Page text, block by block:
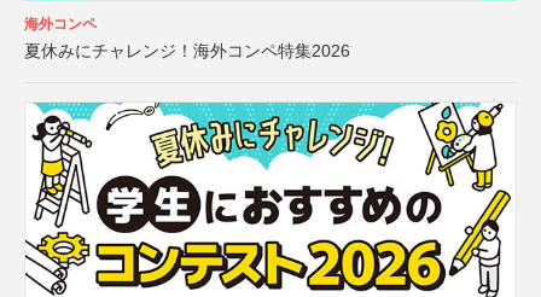
海外コンペ
夏休みにチャレンジ！海外コンペ特集2026